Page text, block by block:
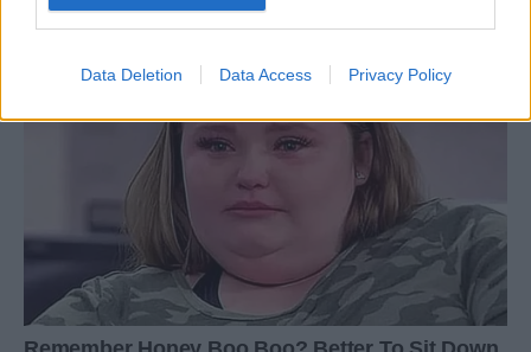
Data Deletion Data Access Privacy Policy